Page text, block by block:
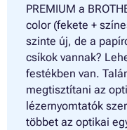
PREMIUM a
color (fekete +
szinte új, de a
csíkok vannak?
festékben van.
megtisztítani az
lézernyomtatók
többet az optikai